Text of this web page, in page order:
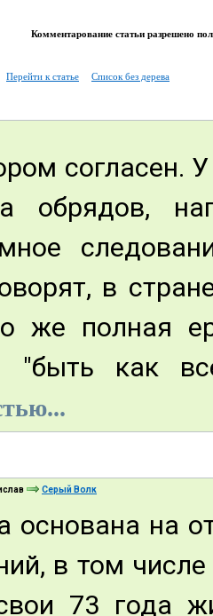
Комментарование статьи разрешено
Перейти к статье Список без дерева
согласен.
обрядов,
в
же полная
"быть как
Серый Волк
основана на
в том
73 года